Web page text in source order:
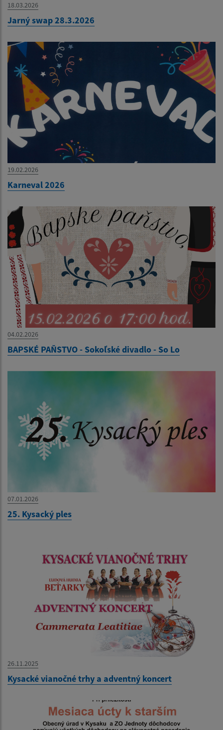
18.03.2026
Jarný swap 28.3.2026
19.02.2026
Karneval 2026
04.02.2026
BAPSKÉ PAŇSTVO - Sokoľské divadlo - So Lo
07.01.2026
25. Kysacký ples
26.11.2025
Kysacké vianočné trhy a adventný koncert